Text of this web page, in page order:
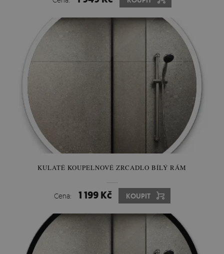
KULATÉ KOUPELNOVÉ ZRCADLO BÍLÝ RÁM
Cena: 1 199 Kč KOUPIT